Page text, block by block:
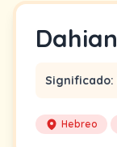
Dahian
Significado:
Hebreo